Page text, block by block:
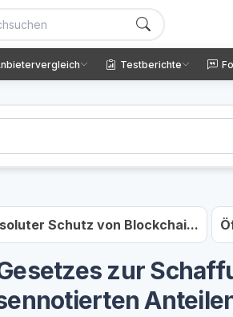
Testberichte
Schutz von Blockchai...
zur